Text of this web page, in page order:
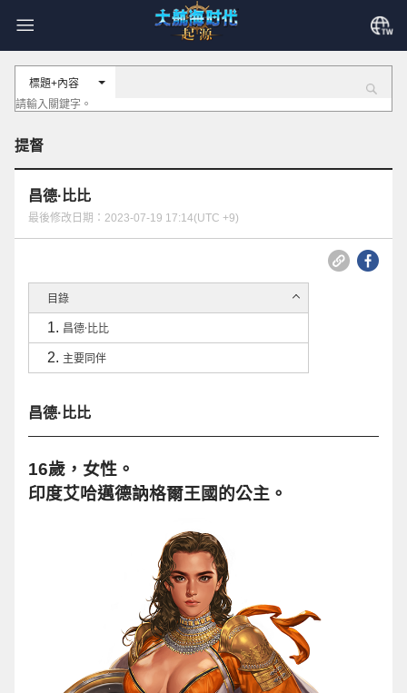
標題+內容
提督
昌德·比比
最後修改日期：2023-07-19 17:14(UTC +9)
目錄
昌德·比比
主要同伴
昌德·比比
16歲，女性。
印度艾哈邁德訥格爾王國的公主。